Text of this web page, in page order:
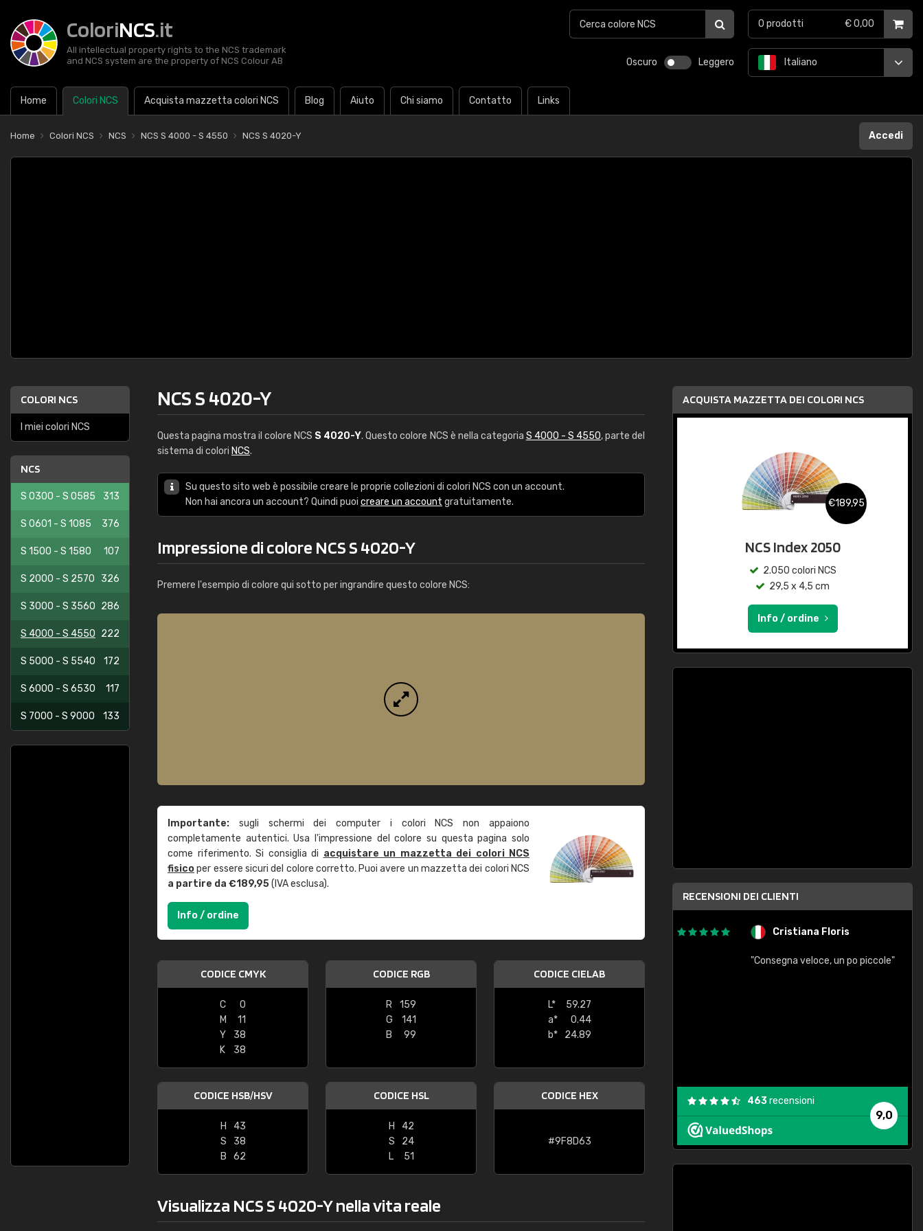
ColoriNCS.it
All intellectual property rights to the NCS trademark
and NCS system are the property of NCS Colour AB
Oscuro Leggero
Home Colori NCS Acquista mazzetta colori NCS Blog Aiuto Chi siamo Contatto Links
Italiano
0 prodotti € 0,00
Home Colori NCS NCS NCS S 4000 - S 4550 NCS S 4020-Y Accedi
COLORI NCS
I miei colori NCS
NCS
S 0300 - S 0585 313
S 0601 - S 1085 376
S 1500 - S 1580 107
S 2000 - S 2570 326
S 3000 - S 3560 286
S 4000 - S 4550 222
S 5000 - S 5540 172
S 6000 - S 6530 117
S 7000 - S 9000 133
NCS S 4020-Y
Questa pagina mostra il colore NCS S 4020-Y. Questo colore NCS è nella categoria S 4000 - S 4550, parte del
sistema di colori NCS.
Su questo sito web è possibile creare le proprie collezioni di colori NCS con un account.
Non hai ancora un account? Quindi puoi creare un account gratuitamente.
Impressione di colore NCS S 4020-Y
Premere l'esempio di colore qui sotto per ingrandire questo colore NCS:
Importante: sugli schermi dei computer i colori NCS non appaiono
completamente autentici. Usa l'impressione del colore su questa pagina solo
come riferimento. Si consiglia di acquistare un mazzetta dei colori NCS
fisicoper essere sicuri del colore corretto. Puoi avere un mazzetta dei colori NCS
a partire da €189,95(IVA esclusa).
Info / ordine
CODICE CMYK
C
0
M
11
Y
38
K
38
CODICE RGB
R
159
G
141
B
99
CODICE CIELAB
L*
59.27
a*
0.44
b*
24.89
CODICE HSB/HSV
H
43
S
38
B
62
CODICE HSL
H
42
S
24
L
51
CODICE HEX
#9F8D63
Visualizza NCS S 4020-Y nella vita reale
ACQUISTA MAZZETTA DEI COLORI NCS
€189,95
NCS Index 2050
2.050 colori NCS
29,5 x 4,5 cm
Info / ordine
RECENSIONI DEI CLIENTI
"buon servizio"
Cristiana Floris
"Consegna veloce, un po piccole"
9,0
463recensioni